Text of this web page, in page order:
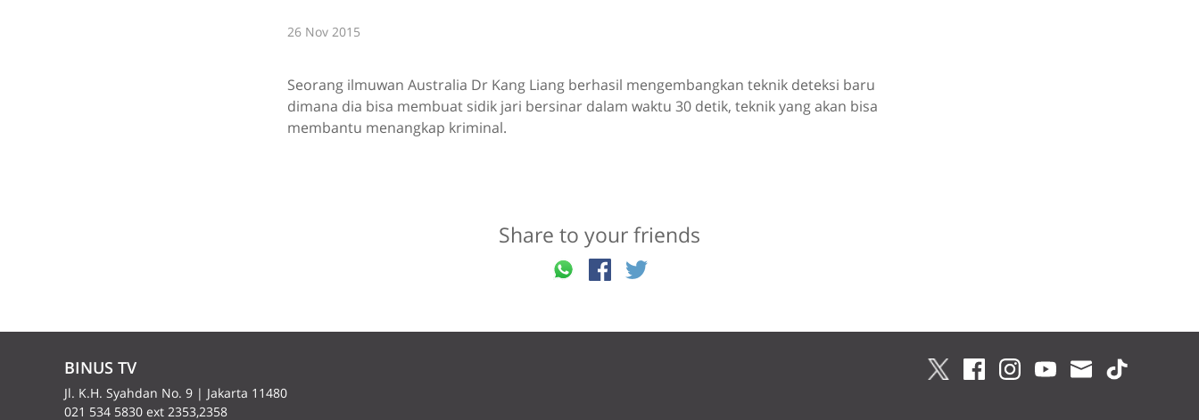
26 Nov 2015
Seorang ilmuwan Australia Dr Kang Liang berhasil mengembangkan teknik deteksi baru
dimana dia bisa membuat sidik jari bersinar dalam waktu 30 detik, teknik yang akan bisa
membantu menangkap kriminal.
Share to your friends
BINUS TV
Jl. K.H. Syahdan No. 9 | Jakarta 11480
021 534 5830 ext 2353,2358